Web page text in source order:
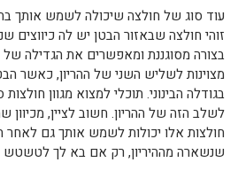
עוד סוג של חולצה שיכולה לשמש אותך
זוהי חולצה שבאזור הבטן יש לה כיווצים
בצורה מסוגננת ומאפשרים את הגדילה של
מצוינות לשליש השני של ההריון, כאשר
בגודלה הבינוני. תוכלי למצוא מגוון
לשלב הזה של ההריון. חשוב לציין, מכיוון
חולצות אלו יכולות לשמש אותך גם לאחר
שנשארה מההיריון, רק אם בא לך לטשטש